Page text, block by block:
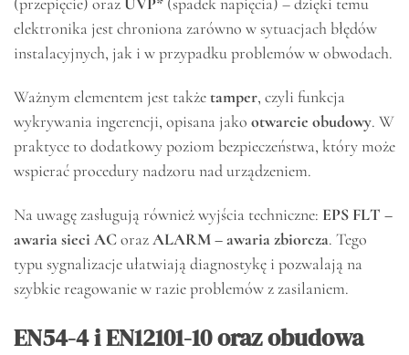
elektronika jest chroniona zarówno w sytuacjach błędów
instalacyjnych, jak i w przypadku problemów w obwodach.
Ważnym elementem jest takżetamper, czyli funkcja
wykrywania ingerencji, opisana jako otwarcie obudowy. W
praktyce to dodatkowy poziom bezpieczeństwa, który może
wspierać procedury nadzoru nad urządzeniem.
Na uwagę zasługują również wyjścia techniczne: EPS FLT –
awaria sieci ACorazALARM – awaria zbiorcza. Tego
typu sygnalizacje ułatwiają diagnostykę i pozwalają na
szybkie reagowanie w razie problemów z zasilaniem.
EN54-4 i EN12101-10 oraz obudowa